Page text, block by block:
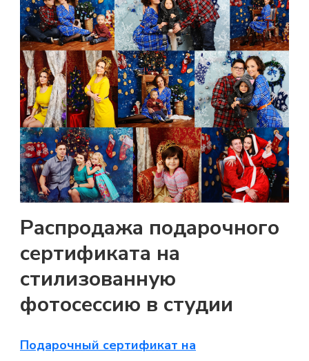
Распродажа подарочного
сертификата на
стилизованную
фотосессию в студии
Подарочный сертификат на